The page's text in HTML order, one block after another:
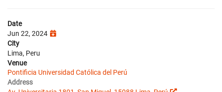
Date
Jun 22, 2024
City
Lima, Peru
Venue
Pontificia Universidad Católica del Perú
Address